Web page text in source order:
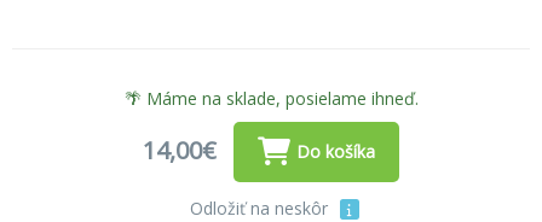
🌴 Máme na sklade, posielame ihneď.
14,00€ Do košíka
Odložiť na neskôr